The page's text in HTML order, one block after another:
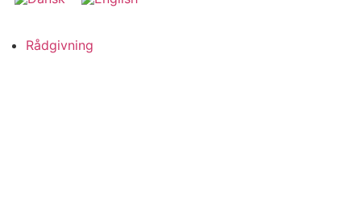
Rådgivning